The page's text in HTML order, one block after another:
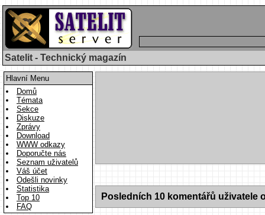
Satelit - Technický magazín
Hlavní Menu
Domů
Témata
Sekce
Diskuze
Zprávy
Download
WWW odkazy
Doporučte nás
Seznam uživatelů
Váš účet
Odešli novinky
Statistika
Top 10
FAQ
Posledních 10 komentářů uživatele